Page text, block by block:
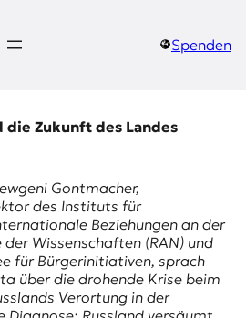
Spenden
Zukunft des Landes
Gontmacher,
des Instituts für
Beziehungen an der
der Wissenschaften (RAN) und
für Bürgerinitiativen, sprach
über die drohende Krise beim
Verortung in der